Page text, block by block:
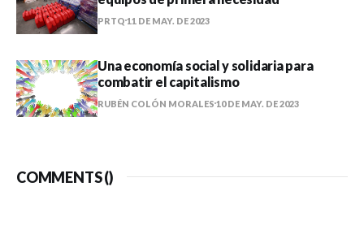
PRTQ 11 DE MAY. DE 2023
Una economía social y solidaria para
combatir el capitalismo
RUBÉN COLÓN MORALES 10 DE MAY. DE 2023
COMMENTS ()